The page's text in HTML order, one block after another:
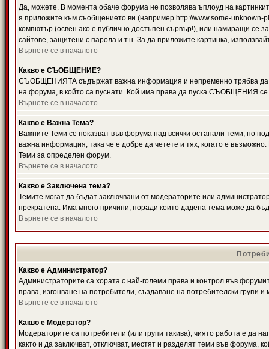
Да, можете. В момента обаче форума не позволява ъплоуд на
я приложите към съобщението ви (например http://www.some-
компютър (освен ако е публично достъпен сървър!), или намиращи се
сайтове, защитени с парола и т.н. За да приложите картинка,
Върнете се в началото
Какво е СЪОБЩЕНИЕ?
СЪОБЩЕНИЯТА съдържат важна информация и непременно трябва да
на форума, в който са пуснати. Кой има права да пуска СЪОБЩЕНИЯ се
Върнете се в началото
Какво е Важна Тема?
Важните Теми се показват във форума над всички останали теми,
важна информация, така че е добре да четете и тях, когато е
Теми за определен форум.
Върнете се в началото
Какво е Заключена тема?
Темите могат да бъдат заключвани от модераторите или
прекратена. Има много причини, поради които дадена тема може да
Върнете се в началото
Какво е Администратор?
Администраторите са хората с най-големи права и контрол във
права, изгонване на потребители, създаване на потребителски групи
Върнете се в началото
Какво е Модератор?
Модераторите са потребители (или групи такива), чиято работа е да
както и да заключват, отключват, местят и разделят теми във форума,